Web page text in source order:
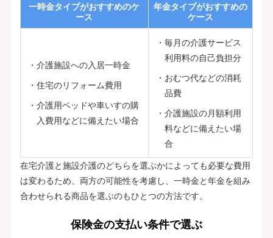
一時金タイプがおすすめのケ
ース
年金タイプがおすすめの
ケース
介護施設への入居一時金
住宅のリフォーム費用
介護用ベッドや車いすの購
入費用などに備えたい場合
毎月の介護サービス
利用料の自己負担分
おむつ代などの消耗
品費
介護施設の月額利用
料などに備えたい場
合
在宅介護と施設介護のどちらを選ぶかによっても必要な費用
は変わるため、両方の可能性を考慮し、一時金と年金を組み
合わせられる商品を選ぶのもひとつの方法です。
保険金の支払い条件で選ぶ